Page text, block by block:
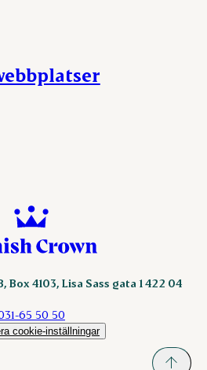
som är journalist
Box 4103, Lisa Sass gata 1 422 04
65 50 50
cookie-inställningar